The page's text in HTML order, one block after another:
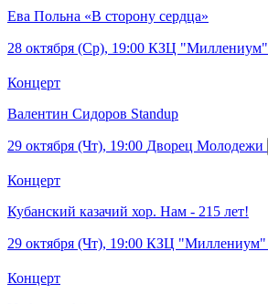
Ева Польна «В сторону сердца»
28 октября (Ср), 19:00 КЗЦ "Миллениум"
Концерт
Валентин Сидоров Standup
29 октября (Чт), 19:00 Дворец Молодежи
Концерт
Кубанский казачий хор. Нам - 215 лет!
29 октября (Чт), 19:00 КЗЦ "Миллениум"
Концерт